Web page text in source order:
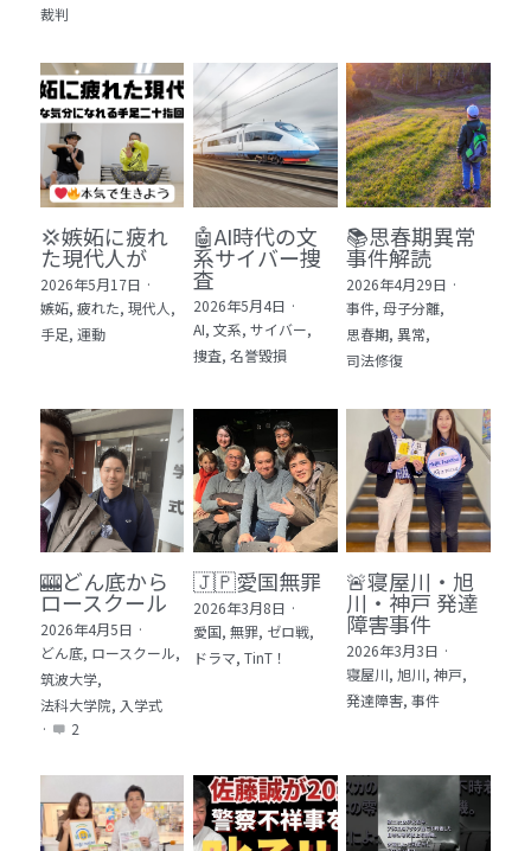
裁判
💢嫉妬に疲れ
た現代人が
2026年5月17日 ·
嫉妬, 疲れた, 現代人,
手足, 運動
🤖AI時代の文
系サイバー捜
査
2026年5月4日 ·
AI, 文系, サイバー,
捜査, 名誉毀損
📚思春期異常
事件解読
2026年4月29日 ·
事件, 母子分離,
思春期, 異常,
司法修復
🎰どん底から
ロースクール
2026年4月5日 ·
どん底, ロースクール,
筑波大学,
法科大学院, 入学式
·
2
🇯🇵愛国無罪
2026年3月8日 ·
愛国, 無罪, ゼロ戦,
ドラマ, TinT！
🚨寝屋川・旭
川・神戸 発達
障害事件
2026年3月3日 ·
寝屋川, 旭川, 神戸,
発達障害, 事件